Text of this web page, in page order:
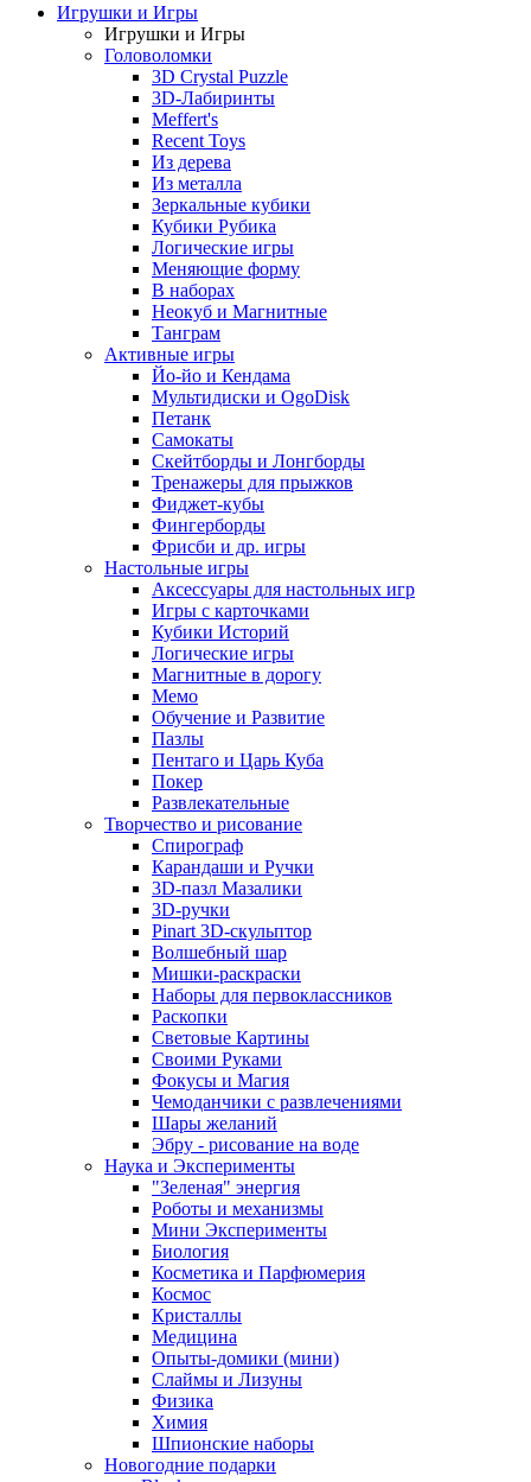
Игрушки и Игры
Игрушки и Игры
Головоломки
3D Crystal Puzzle
3D-Лабиринты
Meffert's
Recent Toys
Из дерева
Из металла
Зеркальные кубики
Кубики Рубика
Логические игры
Меняющие форму
В наборах
Неокуб и Магнитные
Танграм
Активные игры
Йо-йо и Кендама
Мультидиски и OgoDisk
Петанк
Самокаты
Скейтборды и Лонгборды
Тренажеры для прыжков
Фиджет-кубы
Фингерборды
Фрисби и др. игры
Настольные игры
Аксессуары для настольных игр
Игры с карточками
Кубики Историй
Логические игры
Магнитные в дорогу
Мемо
Обучение и Развитие
Пазлы
Пентаго и Царь Куба
Покер
Развлекательные
Творчество и рисование
Спирограф
Карандаши и Ручки
3D-пазл Мазалики
3D-ручки
Pinart 3D-скульптор
Волшебный шар
Мишки-раскраски
Наборы для первоклассников
Раскопки
Световые Картины
Своими Руками
Фокусы и Магия
Чемоданчики с развлечениями
Шары желаний
Эбру - рисование на воде
Наука и Эксперименты
"Зеленая" энергия
Роботы и механизмы
Мини Эксперименты
Биология
Косметика и Парфюмерия
Космос
Кристаллы
Медицина
Опыты-домики (мини)
Слаймы и Лизуны
Физика
Химия
Шпионские наборы
Новогодние подарки